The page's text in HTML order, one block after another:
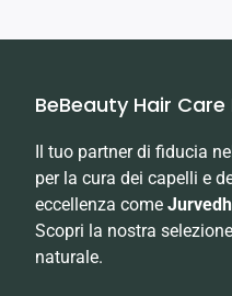
BeBeauty Hair
Il tuo partner di fiducia
per la cura dei capelli e
eccellenza come
Scopri la nostra
naturale.